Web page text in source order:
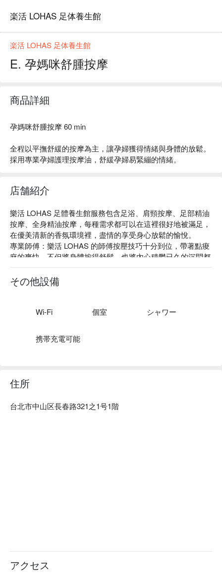
楽活 LOHAS 足体養生館
楽活 LOHAS 足体養生館
E. 孕媽咪舒腫按摩
商品詳細
孕媽咪舒腫按摩 60 min
全程以平撫舒緩的按摩為主，讓孕婦獲得情緒與身體的放鬆。
採用專業孕婦護理按摩油，舒緩孕婦易緊繃的情緒。
店舗紹介
樂活 LOHAS 足體養生館服務包含足浴、肩頸按摩、足部精油
按摩、全身精油按摩，每種需求都可以在這裡很好地被滿足，
在優美清新的香氛環境裡，盡情的享受身心放鬆的愉悅。
專業師傅：樂活 LOHAS 的師傅按壓技巧十分到位，帶著點痠
麻的爽快，不但將身體按得舒鬆，也將內心積鬱已久的沉悶都
給按開。
質感裝潢：白色的基本色調十分明亮，清新、時尚、自然，帶
出現代的專業感，讓您能夠放心將身體的疲勞交給師傅處理。
常便利，下了班就能立刻緩解壓力，樂活養生，身心舒暢。
その他設備
Wi-Fi 個室 シャワー
携帯充電可能
住所
台北市中山区長春路321之1号1階
アクセス